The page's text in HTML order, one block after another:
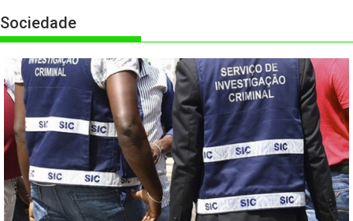
Sociedade